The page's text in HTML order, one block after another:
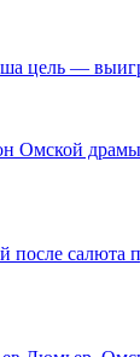
цель —
Омской драмы
после салюта